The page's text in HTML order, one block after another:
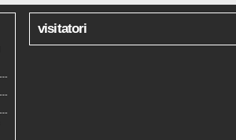
visitatori